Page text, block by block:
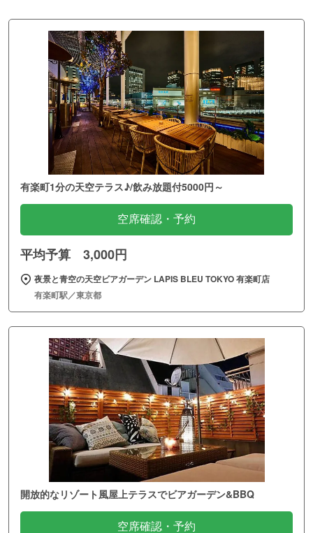
有楽町1分の天空テラス♪/飲み放題付5000円～
空席確認・予約
平均予算 3,000円
夜景と青空の天空ビアガーデン LAPIS BLEU TOKYO 有楽町店
有楽町駅／東京都
開放的なリゾート風屋上テラスでビアガーデン&BBQ
空席確認・予約